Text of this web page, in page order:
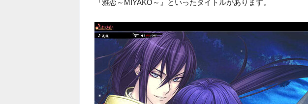
『雅恋～MIYAKO～』といったタイトルがあります。